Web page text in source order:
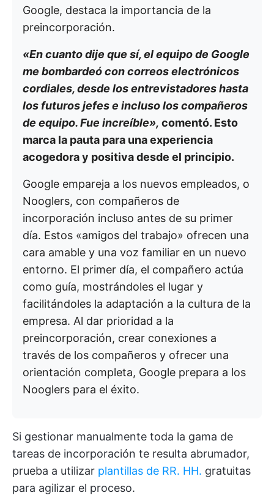
Google, destaca la importancia de la
preincorporación.
«En cuanto dije que sí, el equipo de Google
me bombardeó con correos electrónicos
cordiales, desde los entrevistadores hasta
los futuros jefes e incluso los compañeros
de equipo. Fue increíble», comentó. Esto
marca la pauta para una experiencia
acogedora y positiva desde el principio.
Google empareja a los nuevos empleados, o
Nooglers, con compañeros de
incorporación incluso antes de su primer
día. Estos «amigos del trabajo» ofrecen una
cara amable y una voz familiar en un nuevo
entorno. El primer día, el compañero actúa
como guía, mostrándoles el lugar y
facilitándoles la adaptación a la cultura de la
empresa. Al dar prioridad a la
preincorporación, crear conexiones a
través de los compañeros y ofrecer una
orientación completa, Google prepara a los
Nooglers para el éxito.
Si gestionar manualmente toda la gama de
tareas de incorporación te resulta abrumador,
prueba a utilizar plantillas de RR. HH. gratuitas
para agilizar el proceso.